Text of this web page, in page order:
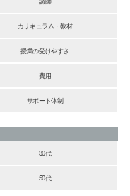
カリキュラム・教材
授業の受けやすさ
費用
サポート体制
30代
50代